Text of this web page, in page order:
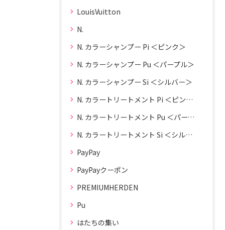
LouisVuitton
N.
N. カラーシャンプー Pi ＜ピンク＞
N. カラーシャンプー Pu ＜パープル＞
N. カラーシャンプー Si ＜シルバー＞
N. カラートリートメント Pi ＜ピンク＞
N. カラートリートメント Pu ＜パープル＞
N. カラートリートメント Si ＜シルバー＞
PayPay
PayPayクーポン
PREMIUMHERDEN
Pu
はたちの集い